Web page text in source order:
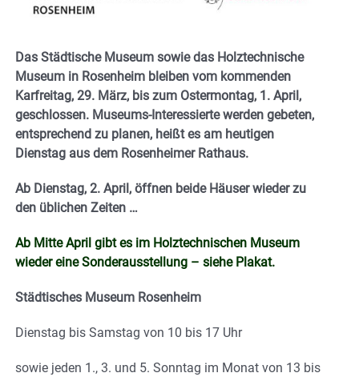
Das Städtische Museum sowie das Holztechnische
Museum in Rosenheim bleiben vom kommenden
Karfreitag, 29. März, bis zum Ostermontag, 1. April,
geschlossen. Museums-Interessierte werden gebeten,
entsprechend zu planen, heißt es am heutigen
Dienstag aus dem Rosenheimer Rathaus.
Ab Dienstag, 2. April, öffnen beide Häuser wieder zu
den üblichen Zeiten …
Ab Mitte April gibt es im Holztechnischen Museum
wieder eine Sonderausstellung – siehe Plakat.
Städtisches Museum Rosenheim
Dienstag bis Samstag von 10 bis 17 Uhr
sowie jeden 1., 3. und 5. Sonntag im Monat von 13 bis